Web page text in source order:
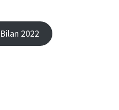
Bilan 2022